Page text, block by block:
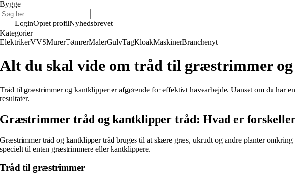
Bygge
LoginOpret profilNyhedsbrevet
Kategorier
ElektrikerVVSMurerTømrerMalerGulvTagKloakMaskinerBranchenyt
Alt du skal vide om tråd til græstrimmer
Tråd til græstrimmer og kantklipper er afgørende for effektivt havearbejde. Uanset om du har
resultater.
Græstrimmer tråd og kantklipper tråd: Hvad er
Græstrimmer tråd og kantklipper tråd bruges til at skære græs, ukrudt og andre planter
specielt til enten græstrimmere eller kantklippere.
Tråd til græstrimmer